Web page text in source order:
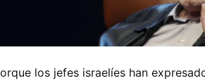
los jefes israelíes han